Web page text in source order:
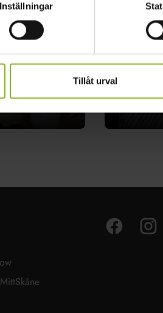
Inställningar
Tillåt urval
Höör
Facebook